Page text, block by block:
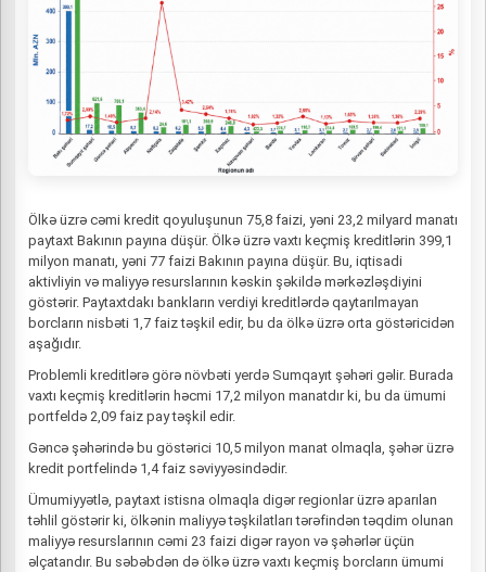
Ölkə üzrə cəmi kredit qoyuluşunun 75,8 faizi, yəni 23,2 milyard manatı
paytaxt Bakının payına düşür. Ölkə üzrə vaxtı keçmiş kreditlərin 399,1
milyon manatı, yəni 77 faizi Bakının payına düşür. Bu, iqtisadi
aktivliyin və maliyyə resurslarının kəskin şəkildə mərkəzləşdiyini
göstərir. Paytaxtdakı bankların verdiyi kreditlərdə qaytarılmayan
borcların nisbəti 1,7 faiz təşkil edir, bu da ölkə üzrə orta göstəricidən
aşağıdır.
Problemli kreditlərə görə növbəti yerdə Sumqayıt şəhəri gəlir. Burada
vaxtı keçmiş kreditlərin həcmi 17,2 milyon manatdır ki, bu da ümumi
portfeldə 2,09 faiz pay təşkil edir.
Gəncə şəhərində bu göstərici 10,5 milyon manat olmaqla, şəhər üzrə
kredit portfelində 1,4 faiz səviyyəsindədir.
Ümumiyyətlə, paytaxt istisna olmaqla digər regionlar üzrə aparılan
təhlil göstərir ki, ölkənin maliyyə təşkilatları tərəfindən təqdim olunan
maliyyə resurslarının cəmi 23 faizi digər rayon və şəhərlər üçün
əlçatandır. Bu səbəbdən də ölkə üzrə vaxtı keçmiş borcların ümumi